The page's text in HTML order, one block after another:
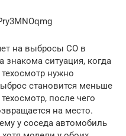
на выбросы СО в
ситуация, когда
нужно
становится меньше
после чего
на место.
у соседа автомобиль